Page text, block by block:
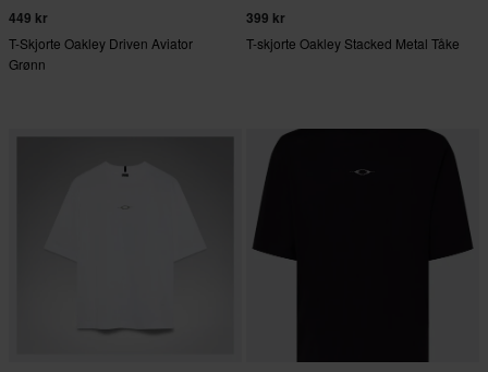
449 kr
T-Skjorte Oakley Driven Aviator
Grønn
399 kr
T-skjorte Oakley Stacked Metal Tåke